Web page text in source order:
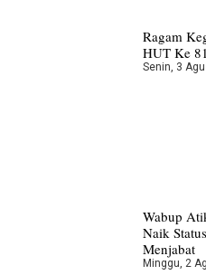
Ragam
HUT Ke
Senin, 3
Wabup
Naik
Menjabat
Minggu, 2